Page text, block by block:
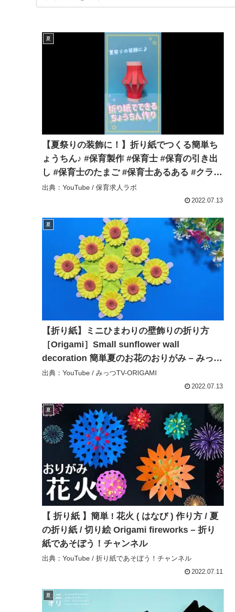
夏
【夏祭りの装飾に！】折り紙でつくる簡単ち
ょうちん♪ #保育製作 #保育士 #保育の引き出
し #保育士のたまご #保育士あるある #クラフ
ト #子供と一緒に #折り紙工作 #折り紙 #折り
出典：YouTube / 保育求人ラボ
2022.07.13
夏
【折り紙】ミニひまわりの壁飾りの折り方
［Origami］Small sunflower wall
decoration 簡単夏のお花のおりがみ – みっつ
TV-ORIGAMI
出典：YouTube / みっつTV-ORIGAMI
2022.07.13
夏
【 折り紙 】簡単 ! 花火 ( はなび ) 作り方 / 夏
の折り紙 / 切り絵 Origami fireworks – 折り
紙であそぼう！チャンネル
出典：YouTube / 折り紙であそぼう！チャンネル
2022.07.11
夏